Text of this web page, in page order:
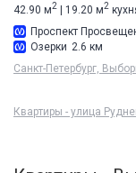
42.90 м2 | 19.20 м2
Проспект
Озерки 2.6 км
Санкт-Петербург,
Квартиры - улица